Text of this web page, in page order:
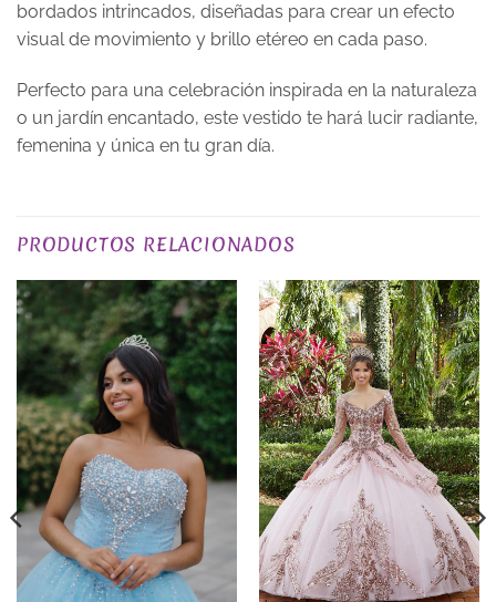
bordados intrincados, diseñadas para crear un efecto
visual de movimiento y brillo etéreo en cada paso.
Perfecto para una celebración inspirada en la naturaleza
o un jardín encantado, este vestido te hará lucir radiante,
femenina y única en tu gran día.
COLOR Morados / Lilas
PRODUCTOS RELACIONADOS